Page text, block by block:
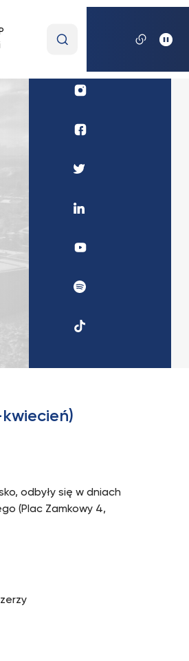
P
wyszukiwaną
Profil
Profil
Profil
Profil
Linkedin
UKSW
UKSW
UKSW
odbyły się w dniach
(Plac Zamkowy 4,